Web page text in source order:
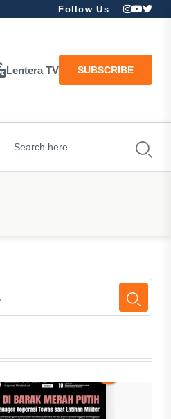
Follow Us
Lentera TV SUBSCRIBE